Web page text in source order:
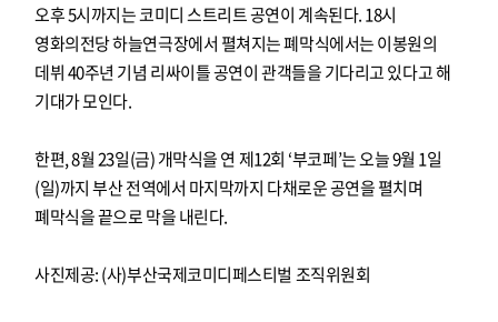
오후 5시까지는 코미디 스트리트 공연이 계속된다. 18시
영화의전당 하늘연극장에서 펼쳐지는 폐막식에서는 이봉원의
데뷔 40주년 기념 리싸이틀 공연이 관객들을 기다리고 있다고 해
기대가 모인다.
한편, 8월 23일(금) 개막식을 연 제12회 ‘부코페’는 오늘 9월 1일
(일)까지 부산 전역에서 마지막까지 다채로운 공연을 펼치며
폐막식을 끝으로 막을 내린다.
사진제공: (사)부산국제코미디페스티벌 조직위원회